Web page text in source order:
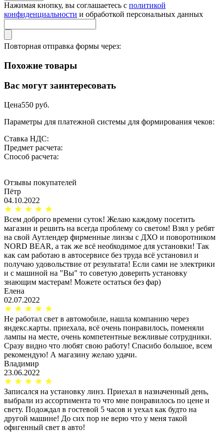
Нажимая кнопку, вы соглашаетесь с политикой
конфиденциальности и обработкой персональных данных
Повторная отправка формы через:
Похожие товары
Вас могут заинтересовать
Цена550 руб.
Параметры для платежной системы для формирования чеков:
Ставка НДС:
Предмет расчета:
Способ расчета:
Отзывы покупателей
Пётр
04.10.2022
Всем доброго времени суток! Желаю каждому посетить
магазин и решить на всегда проблему со светом! Взял у ребят
на свой Аутлендер фирменные линзы с ДХО и поворотником
NORD BEAR, а так же всё необходимое для установки! Так
как сам работаю в автосервисе без труда всё установил и
получаю удовольствие от результата! Если сами не электрики
и с машиной на "Вы" то советую доверить установку
знающим мастерам! Можете остаться без фар)
Елена
02.07.2022
Не работал свет в автомобиле, нашла компанию через
яндекс.карты. приехала, всё очень понравилось, поменяли
лампы на месте, очень компетентные вежливые сотрудники.
Сразу видно что любят свою работу! Спасибо большое, всем
рекомендую! А магазину желаю удачи.
Владимир
23.06.2022
Записался на установку линз. Приехал в назначенный день,
выбрали из ассортимента то что мне понравилось по цене и
свету. Подождал в гостевой 5 часов и уехал как будто на
другой машине! До сих пор не верю что у меня такой
офигенный свет в авто!